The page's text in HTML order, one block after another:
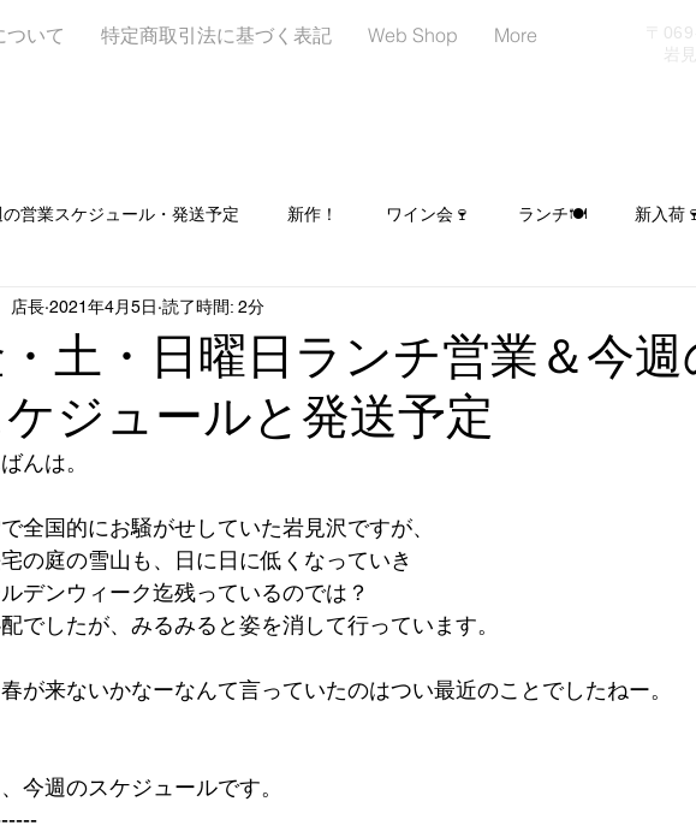
ついて 特定商取引法に基づく表記 Web Shop More
〒
岩見
営業スケジュール・発送予定 新作！ ワイン会🍷 ランチ🍽 新入荷
新作🥐 定休日 LINEはじめました！お友達募集中📢
ーデン アフタヌーンティー☕🍰🥐 シュトーレン予約受付中🎄
土・日曜日ランチ営業＆今週
ケジュールと発送予定
店長 2021年4月5日 読了時間: 2分
んは。
全国的にお騒がせしていた岩見沢ですが、
の庭の雪山も、日に日に低くなっていき
デンウィーク迄残っているのでは？
でしたが、みるみると姿を消して行っています。
が来ないかなーなんて言っていたのはつい最近のことでしたねー。
今週のスケジュールです。